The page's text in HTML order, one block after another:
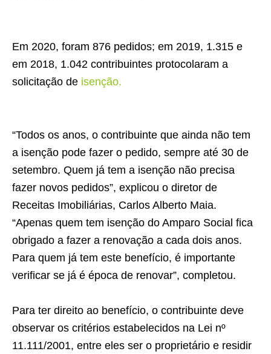
Em 2020, foram 876 pedidos; em 2019, 1.315 e
em 2018, 1.042 contribuintes protocolaram a
solicitação de isenção.
“Todos os anos, o contribuinte que ainda não tem
a isenção pode fazer o pedido, sempre até 30 de
setembro. Quem já tem a isenção não precisa
fazer novos pedidos”, explicou o diretor de
Receitas Imobiliárias, Carlos Alberto Maia.
“Apenas quem tem isenção do Amparo Social fica
obrigado a fazer a renovação a cada dois anos.
Para quem já tem este benefício, é importante
verificar se já é época de renovar”, completou.
Para ter direito ao benefício, o contribuinte deve
observar os critérios estabelecidos na Lei nº
11.111/2001, entre eles ser o proprietário e residir